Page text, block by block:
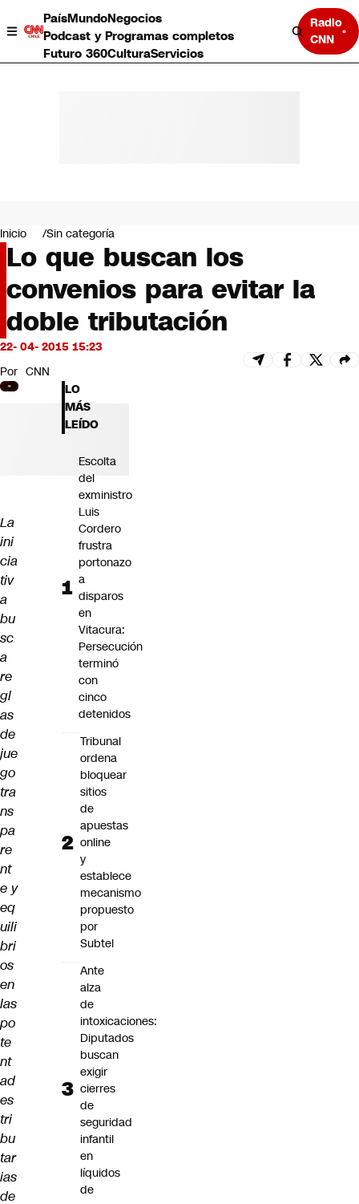
PaísMundoNegocios
Podcast y Programas completos
Futuro 360CulturaServicios
Radio
CNN
Negocios
Deportes
Programas completos
Cultura
Servicios
Bits
CNN tiempo
Futuro 360
Opinión
Inicio Sin categoría
Lo que buscan los
convenios para evitar la
doble tributación
22- 04- 2015 15:23
Por CNN
La
ini
cia
tiv
a
bu
sc
a
re
gl
as
de
jue
go
tra
ns
pa
re
nt
e y
eq
uili
bri
os
en
las
po
te
nt
ad
es
tri
bu
tar
ias
de
LO
MÁS
LEÍDO
Escolta
del
exministro
Luis
Cordero
frustra
portonazo
a
disparos
en
Vitacura:
Persecución
terminó
con
cinco
detenidos
Tribunal
ordena
bloquear
sitios
de
apuestas
online
y
establece
mecanismo
propuesto
por
Subtel
Ante
alza
de
intoxicaciones:
Diputados
buscan
exigir
cierres
de
seguridad
infantil
en
líquidos
de